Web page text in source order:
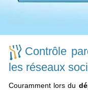
Contrôle
les réseaux
Couramment lors du